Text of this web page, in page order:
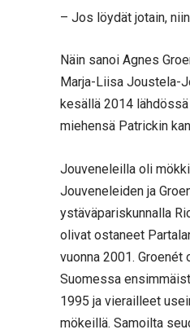
– Jos löydät jotain,
Näin sanoi Agnes
Marja-Liisa Joustela-
kesällä 2014
miehensä Patrickin
Jouveneleilla oli
Jouveneleiden ja
ystäväpariskunnalla
olivat ostaneet
vuonna 2001. Groenét
Suomessa
1995 ja vierailleet
mökeillä. Samoilta